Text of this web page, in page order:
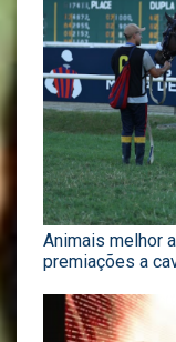
Animais melhor
premiações a